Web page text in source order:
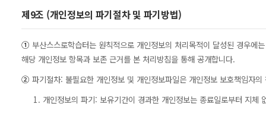
제9조 (개인정보의 파기절차 및 파기방법)
① 부산스스로학습터는 원칙적으로 개인정보의 처리목적이 달성된 경우
해당 개인정보 항목과 보존 근거를 본 처리방침을 통해 공개합니다.
② 파기절차: 불필요한 개인정보 및 개인정보파일은 개인정보 보호책임자
1. 개인정보의 파기: 보유기간이 경과한 개인정보는 종료일로부터 지체